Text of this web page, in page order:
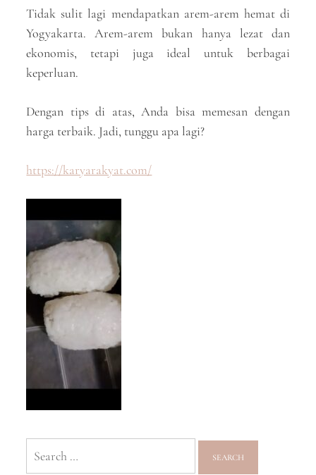
Tidak sulit lagi mendapatkan arem-arem hemat di
Yogyakarta. Arem-arem bukan hanya lezat dan
ekonomis, tetapi juga ideal untuk berbagai
keperluan.
Dengan tips di atas, Anda bisa memesan dengan
harga terbaik. Jadi, tunggu apa lagi?
https://karyarakyat.com/